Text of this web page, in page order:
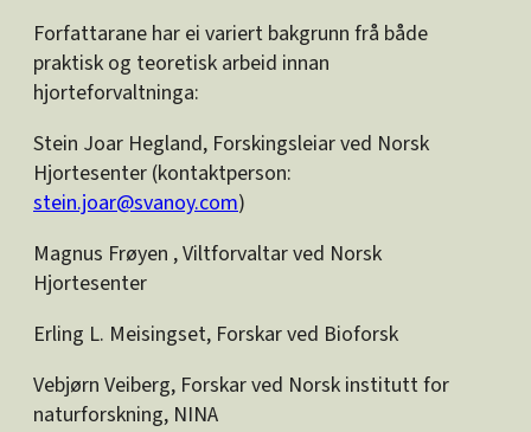
Forfattarane har ei variert bakgrunn frå både
praktisk og teoretisk arbeid innan
hjorteforvaltninga:
Stein Joar Hegland, Forskingsleiar ved Norsk
Hjortesenter (kontaktperson:
stein.joar@svanoy.com)
Magnus Frøyen , Viltforvaltar ved Norsk
Hjortesenter
Erling L. Meisingset, Forskar ved Bioforsk
Vebjørn Veiberg, Forskar ved Norsk institutt for
naturforskning, NINA